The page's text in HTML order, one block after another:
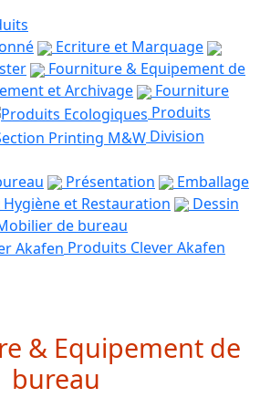
Ecriture et Marquage
Fourniture & Equipement de
et Archivage
Fourniture
Produits
Division
Présentation
Emballage
Hygiène et Restauration
Dessin
de bureau
Produits Clever Akafen
& Equipement de
bureau